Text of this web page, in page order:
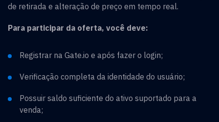
de retirada e alteração de preço em tempo real.
Para participar da oferta, você deve:
Registrar na Gate.io e após fazer o login;
Verificação completa da identidade do usuário;
Possuir saldo suficiente do ativo suportado para a
venda;